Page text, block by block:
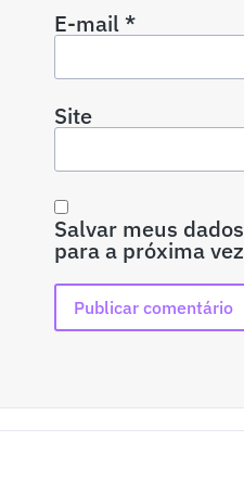
E-mail*
Site
Salvar meus
para a próxima